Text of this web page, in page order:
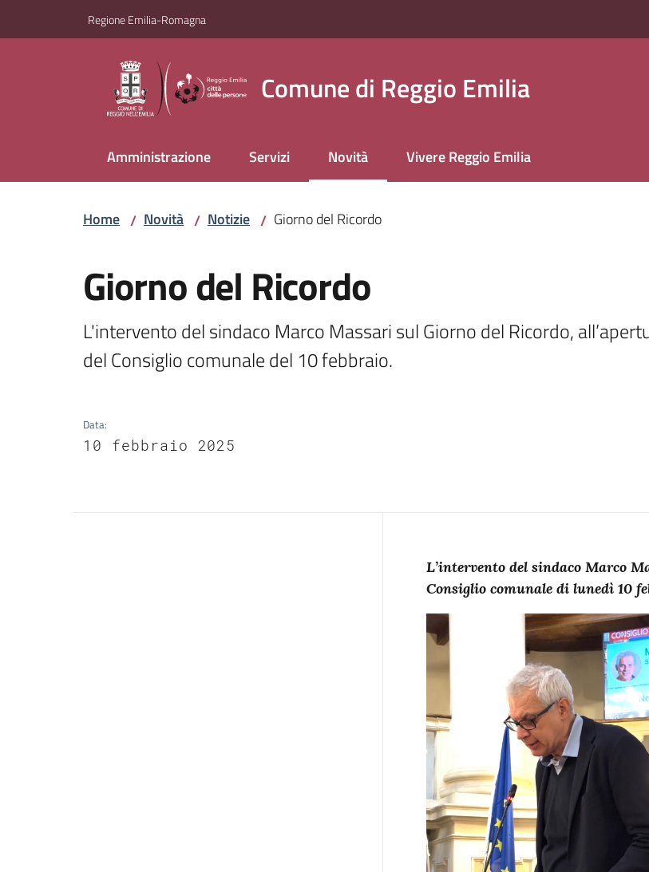
Regione Emilia-Romagna
Comune di Reggio Emilia
Amministrazione Servizi Novità
Menu selezionatoVivere Reggio Emilia
Home / Novità / Notizie / Giorno del Ricordo
Giorno del Ricordo
L'intervento del sindaco Marco Massari sul Giorno del Ricordo,
del Consiglio comunale del 10 febbraio.
Data:
10 febbraio 2025
Contenuto
L’intervento del sindaco Marco
Consiglio comunale di lunedì 10